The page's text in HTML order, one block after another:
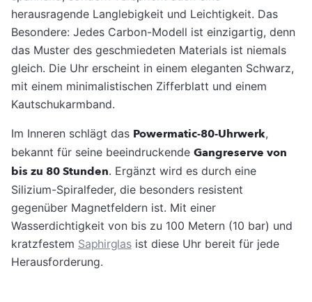
herausragende Langlebigkeit und Leichtigkeit. Das
Besondere: Jedes Carbon-Modell ist einzigartig, denn
das Muster des geschmiedeten Materials ist niemals
gleich. Die Uhr erscheint in einem eleganten Schwarz,
mit einem minimalistischen Zifferblatt und einem
Kautschukarmband.
Im Inneren schlägt das Powermatic-80-Uhrwerk,
bekannt für seine beeindruckende Gangreserve von
bis zu 80 Stunden. Ergänzt wird es durch eine
Silizium-Spiralfeder, die besonders resistent
gegenüber Magnetfeldern ist. Mit einer
Wasserdichtigkeit von bis zu 100 Metern (10 bar) und
kratzfestem Saphirglasist diese Uhr bereit für jede
Herausforderung.